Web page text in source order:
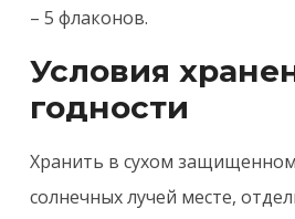
– 5 флаконов.
Условия
годности
Хранить в сухом
солнечных лучей месте,